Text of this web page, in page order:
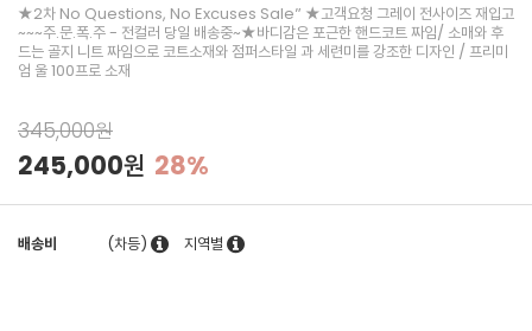
★2차 No Questions, No Excuses Sale” ★고객요청 그레이 전사이즈 재입고
~~~주.문.폭.주 - 전컬러 당일 배송중~★바디감은 포근한 핸드코트 짜임/ 소매와 후
드는 골지 니트 짜임으로 코트소재와 점퍼스타일 과 세련미를 강조한 디자인 / 프리미
엄 울 100프로 소재
345,000원
245,000원 28%
배송비 (차등) 지역별